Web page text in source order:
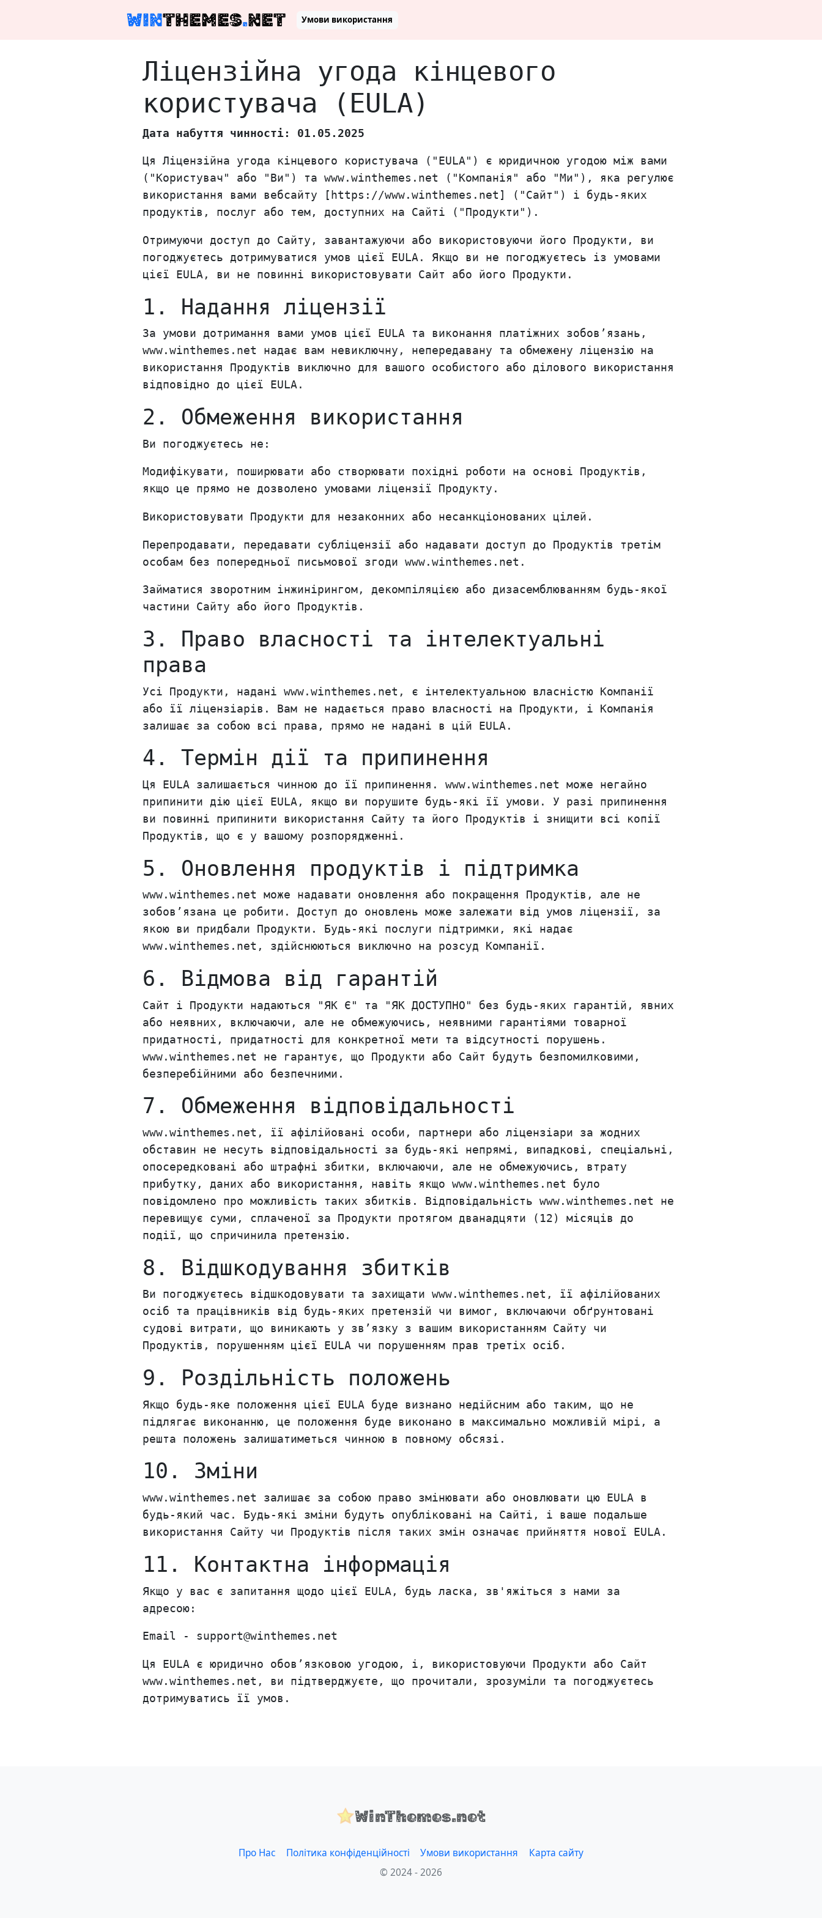
WINTHEMES.NET Умови використання
Ліцензійна угода кінцевого
користувача (EULA)
Дата набуття чинності: 01.05.2025
Ця Ліцензійна угода кінцевого користувача ("EULA") є юридичною угодою між вами
("Користувач" або "Ви") та www.winthemes.net ("Компанія" або "Ми"), яка регулює
використання вами вебсайту [https://www.winthemes.net] ("Сайт") і будь-яких
продуктів, послуг або тем, доступних на Сайті ("Продукти").
Отримуючи доступ до Сайту, завантажуючи або використовуючи його Продукти, ви
погоджуєтесь дотримуватися умов цієї EULA. Якщо ви не погоджуєтесь із умовами
цієї EULA, ви не повинні використовувати Сайт або його Продукти.
1. Надання ліцензії
За умови дотримання вами умов цієї EULA та виконання платіжних зобов’язань,
www.winthemes.net надає вам невиключну, непередавану та обмежену ліцензію на
використання Продуктів виключно для вашого особистого або ділового використання
відповідно до цієї EULA.
2. Обмеження використання
Ви погоджуєтесь не:
Модифікувати, поширювати або створювати похідні роботи на основі Продуктів,
якщо це прямо не дозволено умовами ліцензії Продукту.
Використовувати Продукти для незаконних або несанкціонованих цілей.
Перепродавати, передавати субліцензії або надавати доступ до Продуктів третім
особам без попередньої письмової згоди www.winthemes.net.
Займатися зворотним інжинірингом, декомпіляцією або дизасемблюванням будь-якої
частини Сайту або його Продуктів.
3. Право власності та інтелектуальні
права
Усі Продукти, надані www.winthemes.net, є інтелектуальною власністю Компанії
або її ліцензіарів. Вам не надається право власності на Продукти, і Компанія
залишає за собою всі права, прямо не надані в цій EULA.
4. Термін дії та припинення
Ця EULA залишається чинною до її припинення. www.winthemes.net може негайно
припинити дію цієї EULA, якщо ви порушите будь-які її умови. У разі припинення
ви повинні припинити використання Сайту та його Продуктів і знищити всі копії
Продуктів, що є у вашому розпорядженні.
5. Оновлення продуктів і підтримка
www.winthemes.net може надавати оновлення або покращення Продуктів, але не
зобов’язана це робити. Доступ до оновлень може залежати від умов ліцензії, за
якою ви придбали Продукти. Будь-які послуги підтримки, які надає
www.winthemes.net, здійснюються виключно на розсуд Компанії.
6. Відмова від гарантій
Сайт і Продукти надаються "ЯК Є" та "ЯК ДОСТУПНО" без будь-яких гарантій, явних
або неявних, включаючи, але не обмежуючись, неявними гарантіями товарної
придатності, придатності для конкретної мети та відсутності порушень.
www.winthemes.net не гарантує, що Продукти або Сайт будуть безпомилковими,
безперебійними або безпечними.
7. Обмеження відповідальності
www.winthemes.net, її афілійовані особи, партнери або ліцензіари за жодних
обставин не несуть відповідальності за будь-які непрямі, випадкові, спеціальні,
опосередковані або штрафні збитки, включаючи, але не обмежуючись, втрату
прибутку, даних або використання, навіть якщо www.winthemes.net було
повідомлено про можливість таких збитків. Відповідальність www.winthemes.net не
перевищує суми, сплаченої за Продукти протягом дванадцяти (12) місяців до
події, що спричинила претензію.
8. Відшкодування збитків
Ви погоджуєтесь відшкодовувати та захищати www.winthemes.net, її афілійованих
осіб та працівників від будь-яких претензій чи вимог, включаючи обґрунтовані
судові витрати, що виникають у зв’язку з вашим використанням Сайту чи
Продуктів, порушенням цієї EULA чи порушенням прав третіх осіб.
9. Роздільність положень
Якщо будь-яке положення цієї EULA буде визнано недійсним або таким, що не
підлягає виконанню, це положення буде виконано в максимально можливій мірі, а
решта положень залишатиметься чинною в повному обсязі.
10. Зміни
www.winthemes.net залишає за собою право змінювати або оновлювати цю EULA в
будь-який час. Будь-які зміни будуть опубліковані на Сайті, і ваше подальше
використання Сайту чи Продуктів після таких змін означає прийняття нової EULA.
11. Контактна інформація
Якщо у вас є запитання щодо цієї EULA, будь ласка, зв'яжіться з нами за
адресою:
Email - support@winthemes.net
Ця EULA є юридично обов’язковою угодою, і, використовуючи Продукти або Сайт
www.winthemes.net, ви підтверджуєте, що прочитали, зрозуміли та погоджуєтесь
дотримуватись її умов.
WinThemes.net
Про Нас Політика конфіденційності Умови використання
Карта сайту
© 2024 - 2026